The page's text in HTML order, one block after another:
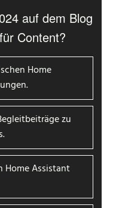
auf dem Blog
Content?
Home
zu
Home Assistant